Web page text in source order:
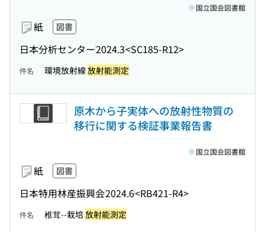
紙 図書
日本分析センター2024.3<SC185-R12>
国立国会図書館
件名 環境放射線放射能測定
原木から子実体への放射性物質の
移行に関する検証事業報告書
紙 図書
日本特用林産振興会2024.6<RB421-R4>
国立国会図書館
件名 椎茸--栽培放射能測定